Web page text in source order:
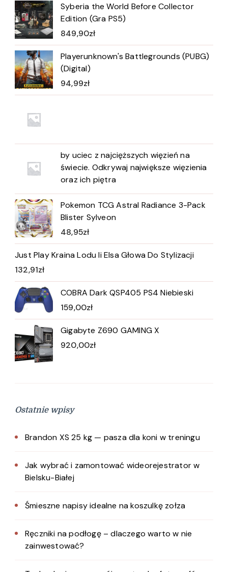
Syberia the World Before Collector
Edition (Gra PS5)
849,90zł
Playerunknown's Battlegrounds (PUBG)
(Digital)
94,99zł
by uciec z najcięższych więzień na
świecie. Odkrywaj największe więzienia
oraz ich piętra
Pokemon TCG Astral Radiance 3-Pack
Blister Sylveon
48,95zł
Just Play Kraina Lodu Ii Elsa Głowa Do Stylizacji
132,91zł
COBRA Dark QSP405 PS4 Niebieski
159,00zł
Gigabyte Z690 GAMING X
920,00zł
Ostatnie wpisy
Brandon XS 25 kg — pasza dla koni w treningu
Jak wybrać i zamontować wideorejestrator w
Bielsku-Białej
Śmieszne napisy idealne na koszulkę zołza
Ręczniki na podłogę – dlaczego warto w nie
zainwestować?